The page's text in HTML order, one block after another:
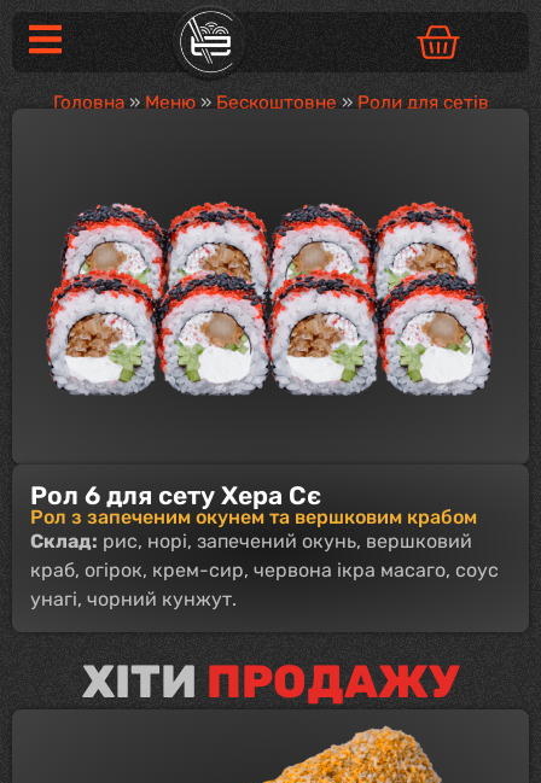
Головна» Меню» Бескоштовне » Роли для сетів
Рол 6 для сету Хера Сє
Рол з запеченим окунем та вершковим крабом
Склад: рис, норі, запечений окунь, вершковий
краб, огірок, крем-сир, червона ікра масаго, соус
унагі, чорний кунжут.
ХІТИ ПРОДАЖУ